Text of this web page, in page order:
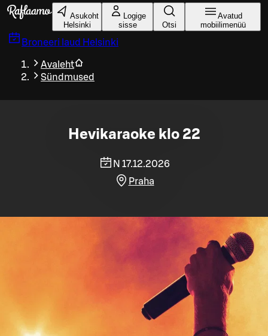
Liigu peamise sisu juurde
Asukoht
Helsinki
Logige
sisse
Otsi
Avatud
mobiilimenüü
Broneeri laud Helsinki
Avaleht
Sündmused
Hevikaraoke klo 22
N 17.12.2026
Praha